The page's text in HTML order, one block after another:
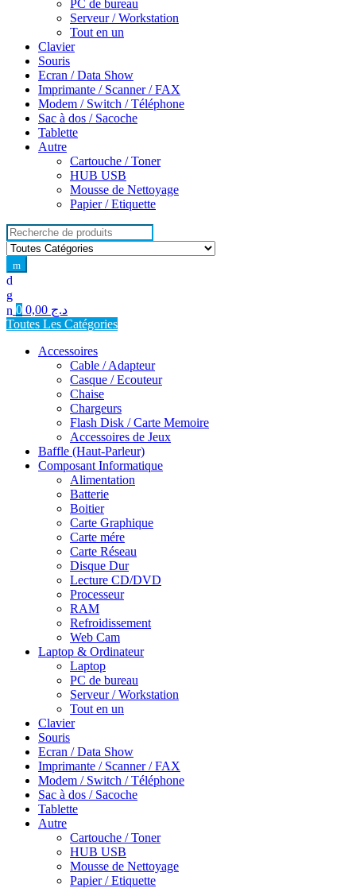
PC de bureau
Serveur / Workstation
Tout en un
Clavier
Souris
Ecran / Data Show
Imprimante / Scanner / FAX
Modem / Switch / Téléphone
Sac à dos / Sacoche
Tablette
Autre
Cartouche / Toner
HUB USB
Mousse de Nettoyage
Papier / Etiquette
Search
for:
0 د.ج
Toutes Les Catégories
Accessoires
Cable / Adapteur
Casque / Ecouteur
Chaise
Chargeurs
Flash Disk / Carte Memoire
Accessoires de Jeux
Baffle (Haut-Parleur)
Composant Informatique
Alimentation
Batterie
Boitier
Carte Graphique
Carte mére
Carte Réseau
Disque Dur
Lecture CD/DVD
Processeur
RAM
Refroidissement
Web Cam
Laptop & Ordinateur
Laptop
PC de bureau
Serveur / Workstation
Tout en un
Clavier
Souris
Ecran / Data Show
Imprimante / Scanner / FAX
Modem / Switch / Téléphone
Sac à dos / Sacoche
Tablette
Autre
Cartouche / Toner
HUB USB
Mousse de Nettoyage
Papier / Etiquette